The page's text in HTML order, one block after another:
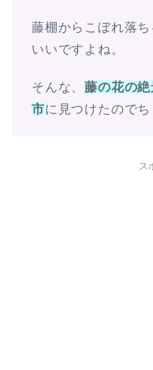
藤棚からこぼれ落
いいですよね。
そんな、藤の花の絶
市に見つけたのでち
ス